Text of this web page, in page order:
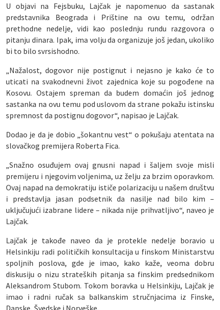
U objavi na Fejsbuku, Lajčak je napomenuo da sastanak
predstavnika Beograda i Prištine na ovu temu, održan
prethodne nedelje, vidi kao poslednju rundu razgovora o
pitanju dinara. Ipak, ima volju da organizuje još jedan, ukoliko
bi to bilo svrsishodno.
„Nažalost, dogovor nije postignut i nejasno je kako će to
uticati na svakodnevni život zajednica koje su pogođene na
Kosovu. Ostajem spreman da budem domaćin još jednog
sastanka na ovu temu pod uslovom da strane pokažu istinsku
spremnost da postignu dogovor“, napisao je Lajčak.
Dodao je da je dobio „šokantnu vest“ o pokušaju atentata na
slovačkog premijera Roberta Fica.
„Snažno osuđujem ovaj gnusni napad i šaljem svoje misli
premijeru i njegovim voljenima, uz želju za brzim oporavkom.
Ovaj napad na demokratiju ističe polarizaciju u našem društvu
i predstavlja jasan podsetnik da nasilje nad bilo kim –
uključujući izabrane lidere – nikada nije prihvatljivo“, naveo je
Lajčak.
Lajčak je takođe naveo da je protekle nedelje boravio u
Helsinkiju radi političkih konsultacija u finskom Ministarstvu
spoljnih poslova, gde je imao, kako kaže, veoma dobru
diskusiju o nizu strateških pitanja sa finskim predsednikom
Aleksandrom Stubom. Tokom boravka u Helsinkiju, Lajčak je
imao i radni ručak sa balkanskim stručnjacima iz Finske,
Danske, Švedske i Norveške.